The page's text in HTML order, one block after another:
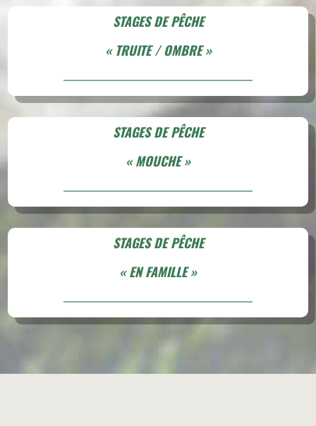
STAGES DE PÊCHE
« TRUITE / OMBRE »
STAGES DE PÊCHE
« MOUCHE »
STAGES DE PÊCHE
« EN FAMILLE »